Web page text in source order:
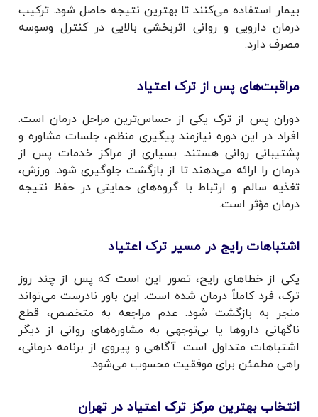
بیمار استفاده می‌کنند تا بهترین نتیجه حاصل شود. ترکیب
درمان دارویی و روانی اثربخشی بالایی در کنترل وسوسه
مصرف دارد.
مراقبت‌های پس از ترک اعتیاد
دوران پس از ترک یکی از حساس‌ترین مراحل درمان است.
افراد در این دوره نیازمند پیگیری منظم، جلسات مشاوره و
پشتیبانی روانی هستند. بسیاری از مراکز خدمات پس از
درمان را ارائه می‌دهند تا از بازگشت جلوگیری شود. ورزش،
تغذیه سالم و ارتباط با گروه‌های حمایتی در حفظ نتیجه
درمان مؤثر است.
اشتباهات رایج در مسیر ترک اعتیاد
یکی از خطاهای رایج، تصور این است که پس از چند روز
ترک، فرد کاملاً درمان شده است. این باور نادرست می‌تواند
منجر به بازگشت شود. عدم مراجعه به متخصص، قطع
ناگهانی داروها یا بی‌توجهی به مشاوره‌های روانی از دیگر
اشتباهات متداول است. آگاهی و پیروی از برنامه درمانی،
راهی مطمئن برای موفقیت محسوب می‌شود.
انتخاب بهترین مرکز ترک اعتیاد در تهران